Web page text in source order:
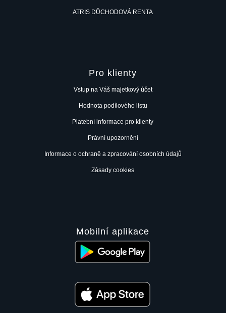
ATRIS DŮCHODOVÁ RENTA
Pro klienty
Vstup na Váš majetkový účet
Hodnota podílového listu
Platební informace pro klienty
Právní upozornění
Informace o ochraně a zpracování osobních údajů
Zásady cookies
Mobilní aplikace